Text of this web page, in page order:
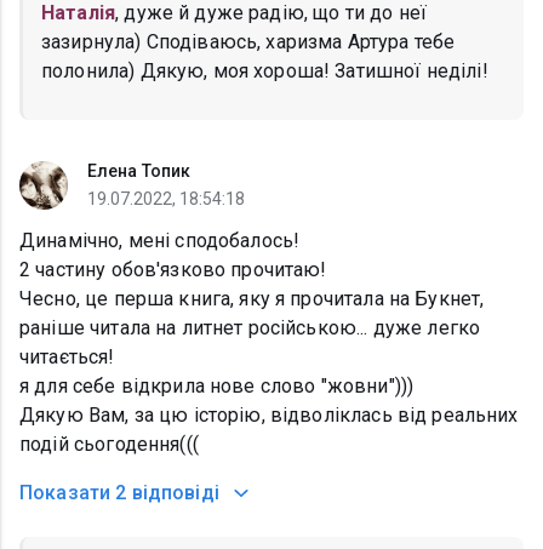
Наталія, дуже й дуже радію, що ти до неї
зазирнула) Сподіваюсь, харизма Артура тебе
полонила) Дякую, моя хороша! Затишної неділі!
Елена Топик
19.07.2022, 18:54:18
Динамічно, мені сподобалось!
2 частину обов'язково прочитаю!
Чесно, це перша книга, яку я прочитала на Букнет,
раніше читала на литнет російською... дуже легко
читається!
я для себе відкрила нове слово "жовни")))
Дякую Вам, за цю історію, відволіклась від реальних
подій сьогодення(((
Показати 2 відповіді